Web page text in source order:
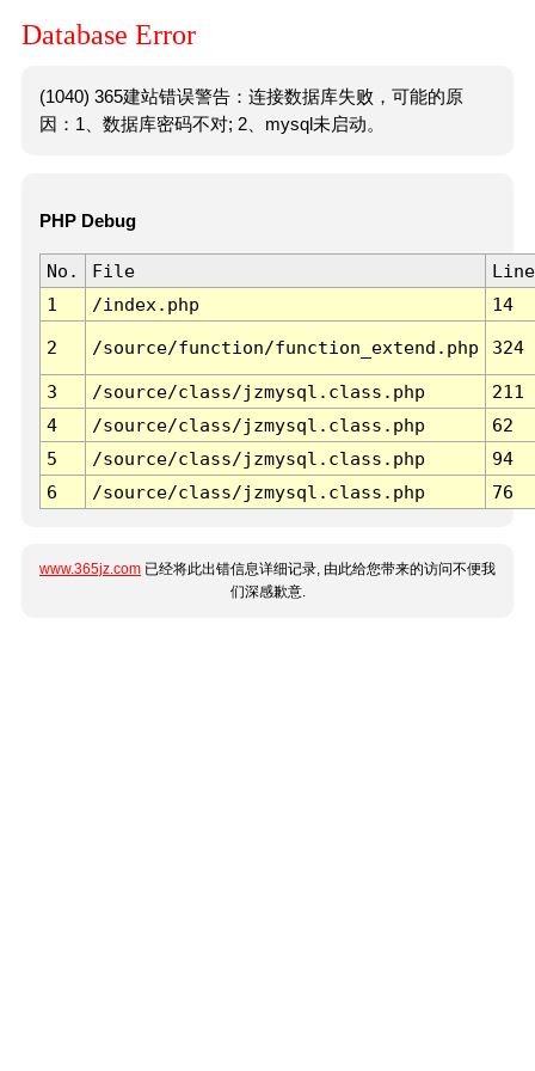
Database Error
(1040) 365建站错误警告：连接数据库失败，可能的原
因：1、数据库密码不对; 2、mysql未启动。
PHP Debug
No. File
Line
1
/index.php 14
2 /source/function/function_extend.php 324
3 /source/class/jzmysql.class.php
211
4
/source/class/jzmysql.class.php
62
5
/source/class/jzmysql.class.php
94
6
/source/class/jzmysql.class.php 76
www.365jz.com 已经将此出错信息详细记录, 由此给您带来的访问不便我
们深感歉意.